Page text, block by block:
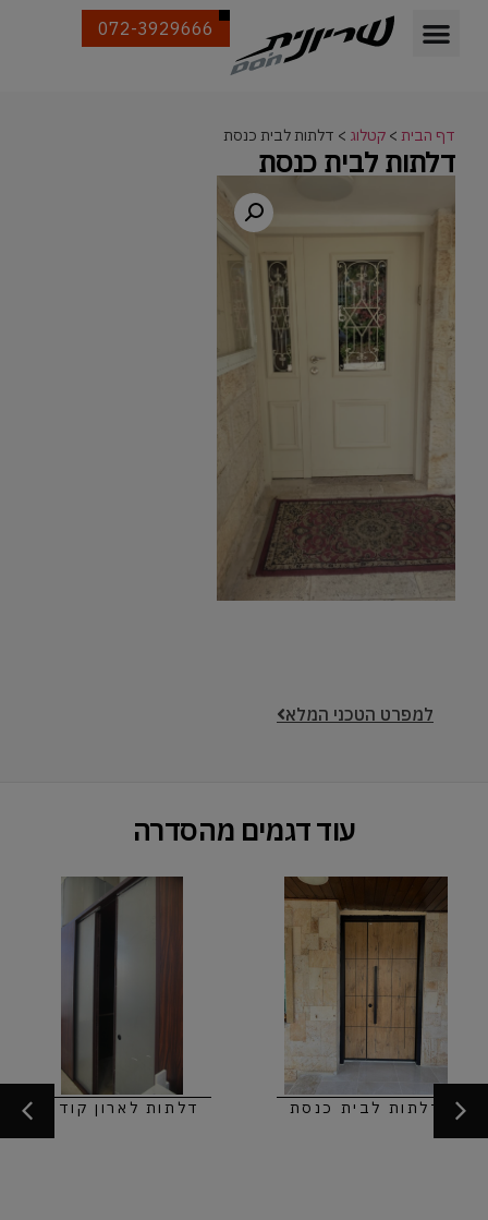
072-3929666
דף הבית > קטלוג > דלתות לבית כנסת
דלתות לבית כנסת
למפרט הטכני המלא
עוד דגמים מהסדרה
דלתות לבית כנסת דלתות לארון קודש